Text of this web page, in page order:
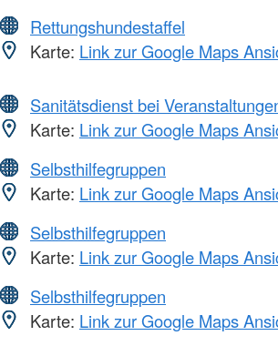
Rettungshundestaffel
Karte: Link zur Google Maps
Sanitätsdienst bei
Karte: Link zur Google Maps
Selbsthilfegruppen
Karte: Link zur Google Maps
Selbsthilfegruppen
Karte: Link zur Google Maps
Selbsthilfegruppen
Karte: Link zur Google Maps